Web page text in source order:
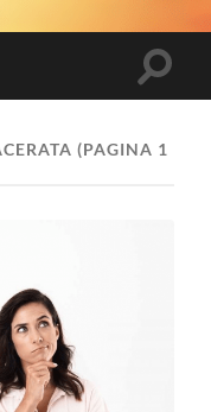
ricerca
(PAGINA 1